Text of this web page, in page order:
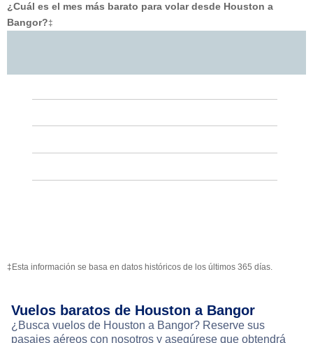
¿Cuál es el mes más barato para volar desde Houston a
Bangor?‡
‡Esta información se basa en datos históricos de los últimos 365 días.
Vuelos baratos de Houston a Bangor
¿Busca vuelos de Houston a Bangor? Reserve sus
pasajes aéreos con nosotros y asegúrese que obtendrá